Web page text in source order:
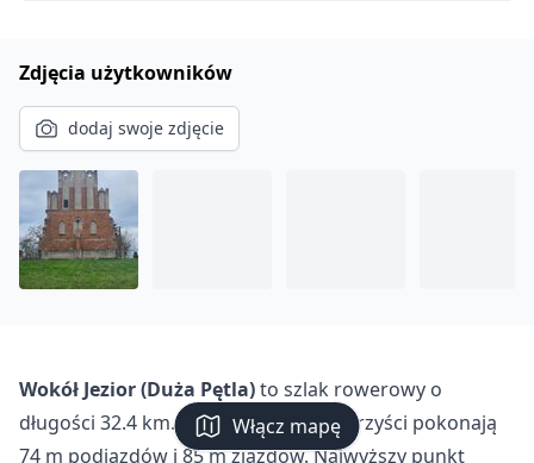
Włącz mapę
Zdjęcia użytkowników
dodaj swoje zdjęcie
Wokół Jezior (Duża Pętla)to szlak rowerowy o
długości 32.4 km. Podczas trasy rowerzyści pokonają
74 m podjazdów i 85 m zjazdów. Najwyższy punkt